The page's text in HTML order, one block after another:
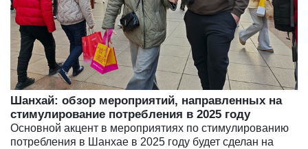
Шанхай: обзор мероприятий, направленных на
стимулирование потребления в 2025 году
Основной акцент в мероприятиях по стимулированию
потребления в Шанхае в 2025 году будет сделан на